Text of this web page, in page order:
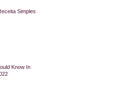
Simples
Know In